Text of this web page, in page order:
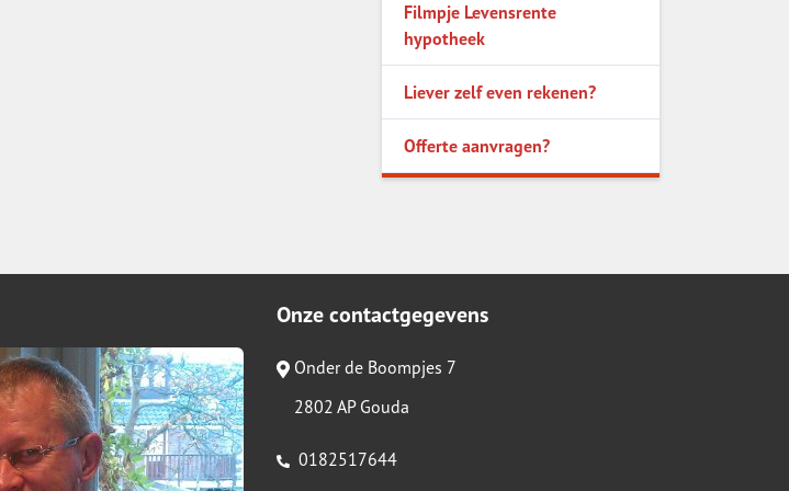
Filmpje Levensrente
hypotheek
Liever zelf even rekenen?
Offerte aanvragen?
Onze contactgegevens
Onder de Boompjes 7
2802 AP Gouda
0182517644